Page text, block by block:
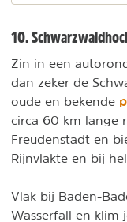
10.
Zin in een
dan zeker de
oude en bekende
circa 60 km lange
Freudenstadt en
Rijnvlakte en bij
Vlak bij Baden-
Wasserfall en klim